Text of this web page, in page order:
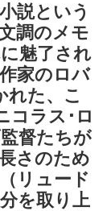
説という
調のメモ
魅了され
家のロバ
れた、こ
コラス･ロ
督たちが
さのため
リュード
を取り上